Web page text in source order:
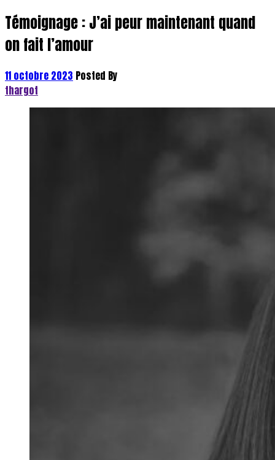
Témoignage : J’ai peur maintenant quand
on fait l’amour
11 octobre 2023 Posted By
thargot